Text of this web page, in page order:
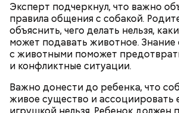
Эксперт подчеркнул, что важно
правила общения с собакой.
объяснить, чего делать нельзя,
может подавать животное.
с животными поможет
и конфликтные ситуации.
Важно донести до ребенка, что
живое существо и ассоциировать